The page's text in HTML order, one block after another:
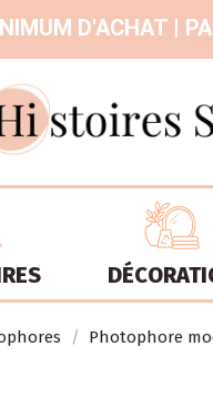
D'ACHAT |
/10
Photophore